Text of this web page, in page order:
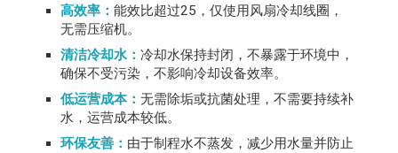
高效率： 能效比超过25，仅使用风扇冷却线圈，
无需压缩机。
清洁冷却水： 冷却水保持封闭，不暴露于环境中，
确保不受污染，不影响冷却设备效率。
低运营成本： 无需除垢或抗菌处理，不需要持续补
水，运营成本较低。
环保友善： 由于制程水不蒸发，减少用水量并防止